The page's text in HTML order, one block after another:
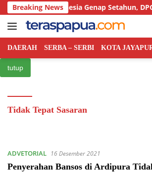
Langsung
ke
konten
Breaking News
Rakyat Indonesia Genap Setahun, DPC
DAERAH SERBA – SERBI KOTA
tutup
Tidak Tepat Sasaran
ADVETORIAL 16 Desember 2021
Penyerahan Bansos di Ardipura